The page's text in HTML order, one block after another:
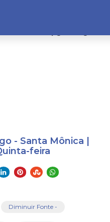
and client library minor
Library:100505 in
restrito/pg/
- Santa Mônica |
feira
Diminuir Fonte -